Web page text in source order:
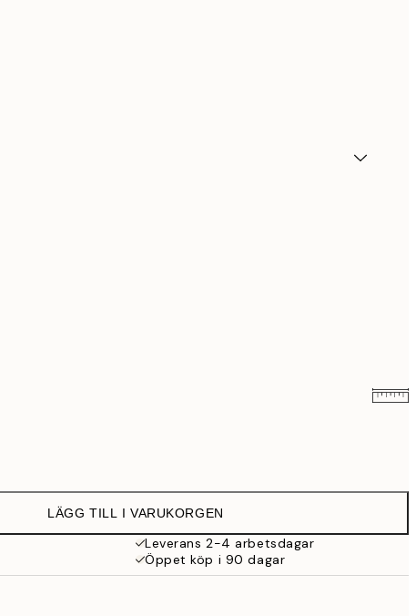
LÄGG TILL I VARUKORGEN
Leverans 2-4 arbetsdagar
Öppet köp i 90 dagar